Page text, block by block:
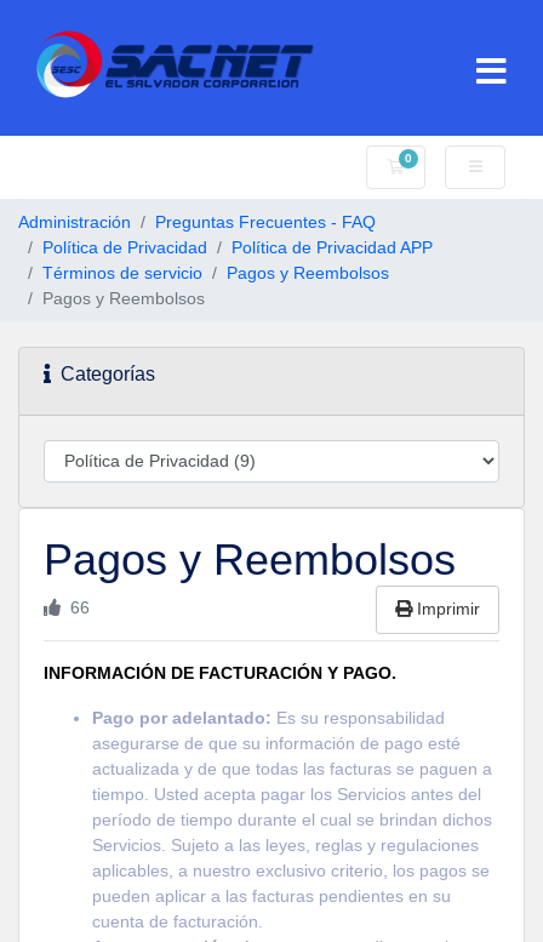
0
Carro de Pedidos
Administración
Preguntas Frecuentes - FAQ
Política de Privacidad
Política de Privacidad APP
Términos de servicio
Pagos y Reembolsos
Pagos y Reembolsos
Categorías
Pagos y Reembolsos
Imprimir
66
INFORMACIÓN DE FACTURACIÓN Y PAGO.
Pago por adelantado: Es su responsabilidad
asegurarse de que su información de pago esté
actualizada y de que todas las facturas se paguen a
tiempo. Usted acepta pagar los Servicios antes del
período de tiempo durante el cual se brindan dichos
Servicios. Sujeto a las leyes, reglas y regulaciones
aplicables, a nuestro exclusivo criterio, los pagos se
pueden aplicar a las facturas pendientes en su
cuenta de facturación.